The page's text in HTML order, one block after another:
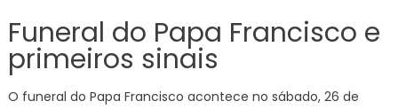
Funeral do Papa Francisco e
primeiros sinais
O funeral do Papa Francisco acontece no sábado, 26 de